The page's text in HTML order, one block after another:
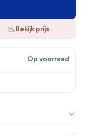
Bekijk prijs
Op voorraad